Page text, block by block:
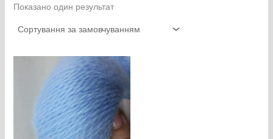
Показано один результат